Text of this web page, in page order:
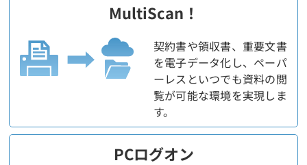
MultiScan！
契約書や領収書、重要文書
を電子データ化し、ペーパ
ーレスといつでも資料の閲
覧が可能な環境を実現しま
す。
PCログオン